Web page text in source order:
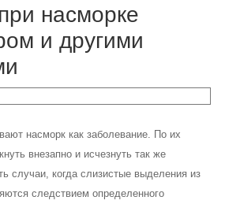
насморке
и другими
насморк как заболевание. По их
внезапно и исчезнуть так же
случаи, когда слизистые выделения из
следствием определенного